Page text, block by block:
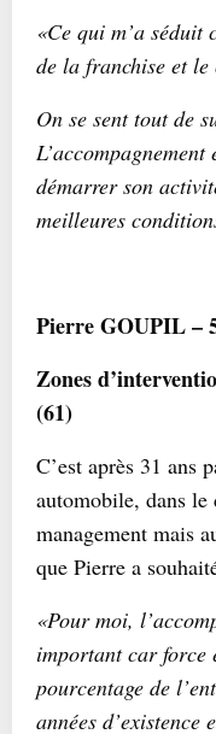
«Ce qui m’a séduit
de la franchise et le
On se sent tout de
démarrer son
meilleures
Pierre GOUPIL –
Zones
(61)
C’est après 31 ans
automobile, dans
management mais
que Pierre a
«Pour moi,
important car force
pourcentage de
années